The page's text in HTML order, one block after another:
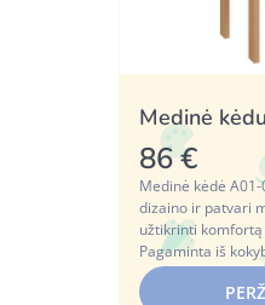
Medinė
86 €
Medinė kėdė
dizaino ir patvari
užtikrinti
Pagaminta iš
k...